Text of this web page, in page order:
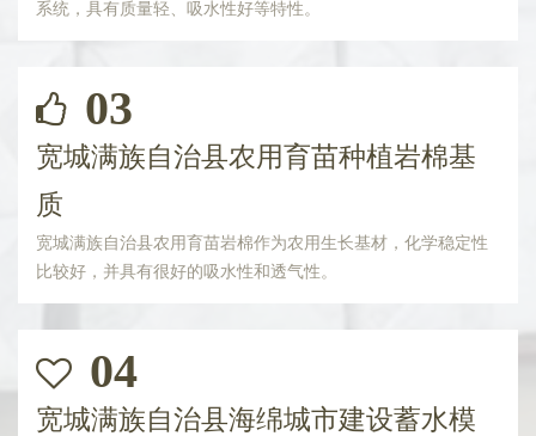
系统，具有质量轻、吸水性好等特性。
03
宽城满族自治县农用育苗种植岩棉基
质
宽城满族自治县农用育苗岩棉作为农用生长基材，化学稳定性
比较好，并具有很好的吸水性和透气性。
04
宽城满族自治县海绵城市建设蓄水模